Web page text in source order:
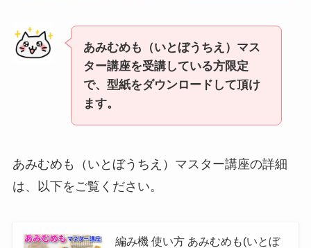
あみむめも（いとぼうちえ）マス
ター講座を受講している方限定
で、型紙をダウンロードして頂け
ます。
あみむめも（いとぼうちえ）マスター講座の詳細
は、以下をご覧ください。
編み機 使い方 あみむめも(いとぼ